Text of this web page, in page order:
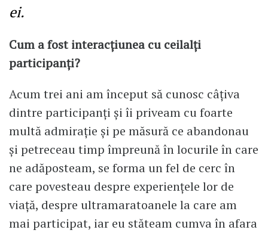
ei.
Cum a fost interacțiunea cu ceilalți
participanți?
Acum trei ani am început să cunosc câțiva
dintre participanți și îi priveam cu foarte
multă admirație și pe măsură ce abandonau
și petreceau timp împreună în locurile în care
ne adăposteam, se forma un fel de cerc în
care povesteau despre experiențele lor de
viață, despre ultramaratoanele la care am
mai participat, iar eu stăteam cumva în afara